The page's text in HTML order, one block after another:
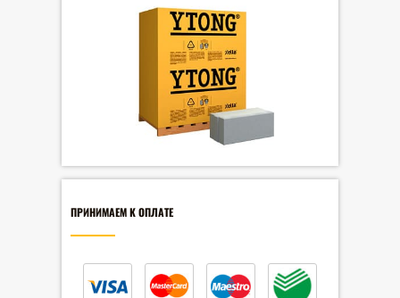
ПРИНИМАЕМ К ОПЛАТЕ